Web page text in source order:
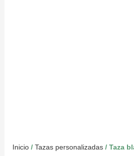
Inicio/ Tazas personalizadas/ Taza